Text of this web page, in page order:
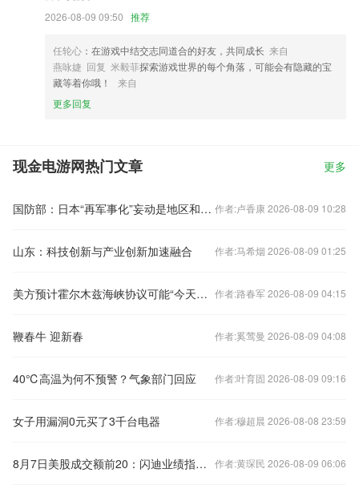
2026-08-09 09:50 推荐
任轮心 ：在游戏中结交志同道合的好友，共同成长 来自
燕咏婕 回复 米毅菲探索游戏世界的每个角落，可能会有隐藏的宝
藏等着你哦！
来自
更多回复
现金电游网热门文章 更多
国防部：日本“再军事化”妄动是地区和平稳定的真正威胁 作者:卢香康 2026-08-09 10:28
山东：科技创新与产业创新加速融合 作者:马希烟 2026-08-09 01:25
美方预计霍尔木兹海峡协议可能“今天或明天”达成 作者:路春军 2026-08-09 04:15
鞭春牛 迎新春 作者:奚莺曼 2026-08-09 04:08
40℃高温为何不预警？气象部门回应 作者:叶育固 2026-08-09 09:16
女子用漏洞0元买了3千台电器 作者:穆超晨 2026-08-08 23:59
8月7日美股成交额前20：闪迪业绩指引偏弱，遭花旗等券商下调目标价 作者:黄琛民 2026-08-09 06:06